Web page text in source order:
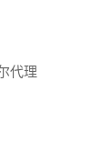
代理